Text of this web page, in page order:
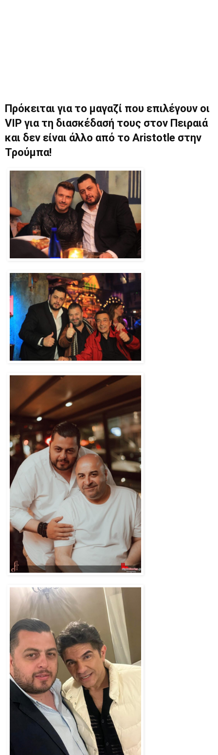
Πρόκειται για το μαγαζί που επιλέγουν οι
VIP για τη διασκέδασή τους στον Πειραιά
και δεν είναι άλλο από το Aristotle στην
Τρούμπα!